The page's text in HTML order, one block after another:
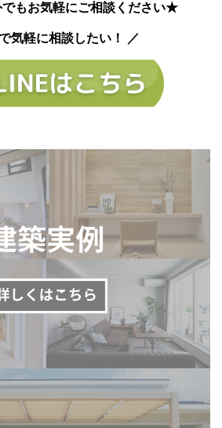
もお気軽にご相談ください★
気軽に相談したい！ ／